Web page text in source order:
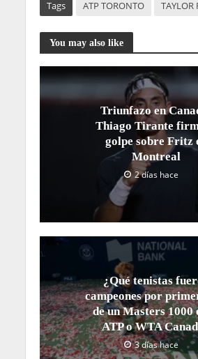
Tags ATP TORONTO TAYLOR
You may also like
Triunfazo en
Thiago Tirante
golpe sobre Fritz
Montreal
2 días hace
¿Qué tenistas
campeones por
de un Masters 1000
ATP o WTA
3 días hace